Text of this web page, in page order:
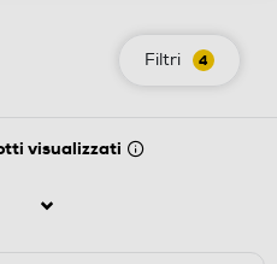
Filtri 4
visualizzati